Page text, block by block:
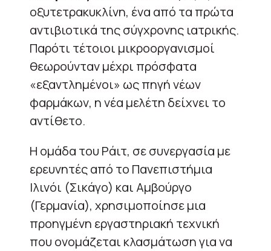
οξυτετρακυκλίνη, ένα από τα πρώτα
αντιβιοτικά της σύγχρονης ιατρικής.
Παρότι τέτοιοι μικροοργανισμοί
θεωρούνταν μέχρι πρόσφατα
«εξαντλημένοι» ως πηγή νέων
φαρμάκων, η νέα μελέτη δείχνει το
αντίθετο.
Η ομάδα του Ράιτ, σε συνεργασία με
ερευνητές από το Πανεπιστήμια
Ιλινόι (Σικάγο) και Αμβούργο
(Γερμανία), χρησιμοποίησε μια
προηγμένη εργαστηριακή τεχνική
που ονομάζεται κλασμάτωση για να